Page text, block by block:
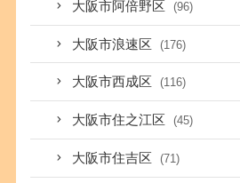
大阪市阿倍野区 (96)
大阪市浪速区 (176)
大阪市西成区 (116)
大阪市住之江区 (45)
大阪市住吉区 (71)